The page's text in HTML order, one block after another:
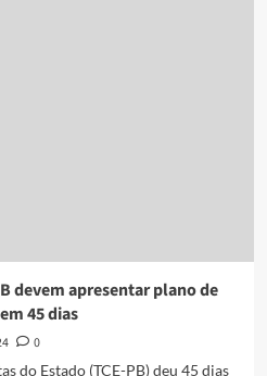
devem apresentar plano de
45 dias
0
do Estado (TCE-PB) deu 45 dias